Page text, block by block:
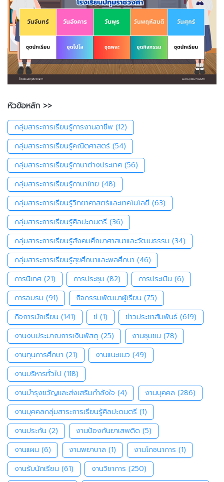
หัวข้อหลัก >>
กลุ่มสาระการเรียนรู้การงานอาชีพ (12)
กลุ่มสาระการเรียนรู้คณิตศาสตร์ (54)
กลุ่มสาระการเรียนรู้ภาษาต่างประเทศ (56)
กลุ่มสาระการเรียนรู้ภาษาไทย (48)
กลุ่มสาระการเรียนรู้วิทยาศาสตร์และเทคโนโลยี (63)
กลุ่มสาระการเรียนรู้ศิลปะดนตรี (36)
กลุ่มสาระการเรียนรู้สังคมศึกษาศาสนาและวัฒนธรรม (34)
กลุ่มสาระการเรียนรู้สุขศึกษาและพลศึกษา (46)
การนิเทศ (21) การประชุม (82) การประเมิน (6)
การอบรม (91) กิจกรรมพัฒนาผู้เรียน (75)
กิจการนักเรียน (141) ข่ (1) ข่าวประชาสัมพันธ์ (619)
งานงบประมาณการเงินพัสดุ (25) งานชุมชน (78)
งานทุนการศึกษา (21) งานแนะแนว (49)
งานบริหารทั่วไป (118)
งานบำรุงขวัญและส่งเสริมกำลังใจ (4) งานบุคคล (286)
งานบุคคลกลุ่มสาระการเรียนรู้ศิลปะดนตรี (1)
งานประกัน (2) งานป้องกันยาเสพติด (5)
งานแผน (6) งานพยาบาล (1) งานโภชนาการ (1)
งานรับนักเรียน (61) งานวิชาการ (250)